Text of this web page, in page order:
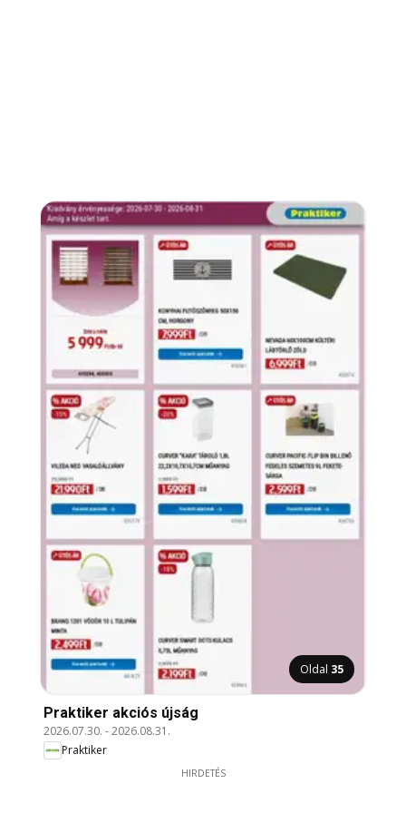
Oldal 35
Praktiker akciós újság
2026.07.30. -2026.08.31.
Praktiker
HIRDETÉS